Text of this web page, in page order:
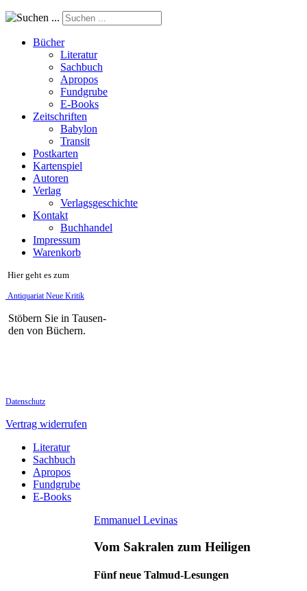
Suchen ...
Bücher
Literatur
Sachbuch
Apropos
Fundgrube
E-Books
Zeitschriften
Babylon
Transit
Postkarten
Kartenspiel
Autoren
Verlag
Verlagsgeschichte
Kontakt
Buchhandel
Impressum
Warenkorb
Hier geht es zum
Antiquariat Neue Kritik
Stöbern Sie in Tausen-
den von Büchern.
Datenschutz
Vertrag widerrufen
Literatur
Sachbuch
Apropos
Fundgrube
E-Books
Emmanuel Levinas
Vom Sakralen zum Heiligen
Fünf neue Talmud-Lesungen